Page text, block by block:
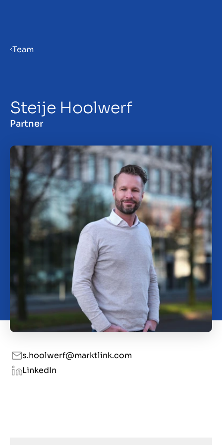
Unternehmen verkaufen
Insights
Über uns
Kontakt
DE
Team
Steije Hoolwerf
Partner
s.hoolwerf@marktlink.com
LinkedIn